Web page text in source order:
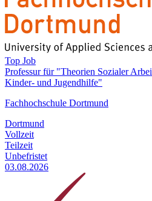
Top Job
Professur für "Theorien Sozialer
Kinder- und Jugendhilfe"
Fachhochschule Dortmund
Dortmund
Vollzeit
Teilzeit
Unbefristet
03.08.2026